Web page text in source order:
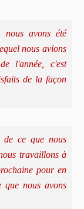
nous avons été
nous avions
l'année, c'est
de la façon
de ce que nous
travaillons à
pour en
que nous avons